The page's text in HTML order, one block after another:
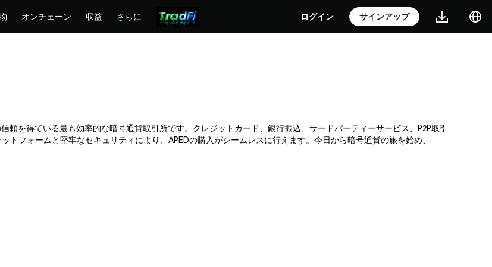
オンチェーン 収益 さらに ログイン サインアップ
頼を得ている最も効率的な暗号通貨取引所です。クレジットカード、銀行振込、サードパーティーサービス、P2P取引
フォームと堅牢なセキュリティにより、APEDの購入がシームレスに行えます。今日から暗号通貨の旅を始め、